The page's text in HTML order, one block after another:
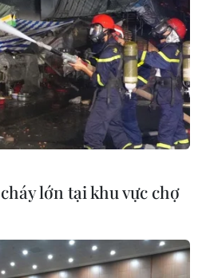
đối với năm 2022 là liệu mối
hay không.
lớn tại khu vực chợ